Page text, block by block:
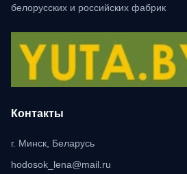
белорусских и российских фабрик
Контакты
г. Минск, Беларусь
hodosok_lena@mail.ru